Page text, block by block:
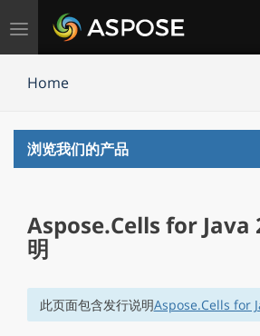
切
航Home
浏览我们的产品
Aspose.Cells for Java
明
此页面包含发行说明Aspose.Cells for